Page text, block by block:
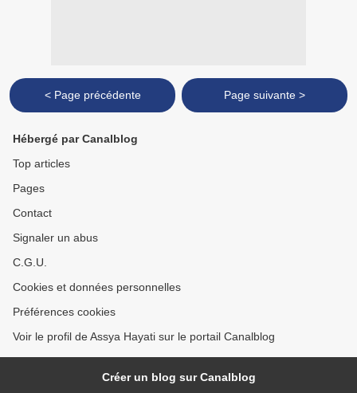
< Page précédente Page suivante >
Hébergé par Canalblog
Top articles
Pages
Contact
Signaler un abus
C.G.U.
Cookies et données personnelles
Préférences cookies
Voir le profil de Assya Hayati sur le portail Canalblog
Créer un blog sur Canalblog